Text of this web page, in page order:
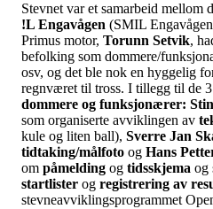
Stevnet var et samarbeid mellom
!L Engavågen (SMIL
Primus motor, Torunn Setvik,
befolking som dommere/
osv, og det ble nok en hyggelig
regnværet til tross. I tillegg til de
dommere og funksjonærer:
som organiserte avviklingen av
kule og liten ball), Sverre Jan
tidtaking/målfoto og Hans
om påmelding og tidsskjema og
startlister og registrering av
stevneavviklingsprogrammet